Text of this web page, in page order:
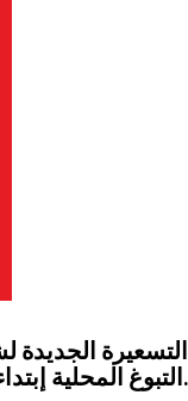
التسعيرة الجديدة
التبوغ المحلية إبتداءا من جانفي 2025.